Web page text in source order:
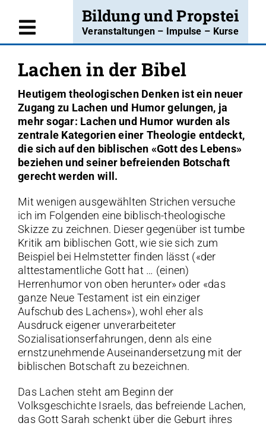
contentToggle
Navigation
Willkommen
Angebote
Kurse
Projekte
Blog
Über uns
Kontakt
Insta
Bildung und Propstei
Veranstaltungen – Impulse – Kurse
Lachen in der Bibel
Heutigem theologischen Denken ist ein neuer
Zugang zu Lachen und Humor gelungen, ja
mehr sogar: Lachen und Humor wurden als
zentrale Kategorien einer Theologie entdeckt,
die sich auf den biblischen «Gott des Lebens»
beziehen und seiner befreienden Botschaft
gerecht werden will.
Mit wenigen ausgewählten Strichen versuche
ich im Folgenden eine biblisch-theologische
Skizze zu zeichnen. Dieser gegenüber ist tumbe
Kritik am biblischen Gott, wie sie sich zum
Beispiel bei Helmstetter finden lässt («der
alttestamentliche Gott hat … (einen)
Herrenhumor von oben herunter» oder «das
ganze Neue Testament ist ein einziger
Aufschub des Lachens»), wohl eher als
Ausdruck eigener unverarbeiteter
Sozialisationserfahrungen, denn als eine
ernstzunehmende Auseinandersetzung mit der
biblischen Botschaft zu bezeichnen.
Das Lachen steht am Beginn der
Volksgeschichte Israels, das befreiende Lachen,
das Gott Sarah schenkt über die Geburt ihres